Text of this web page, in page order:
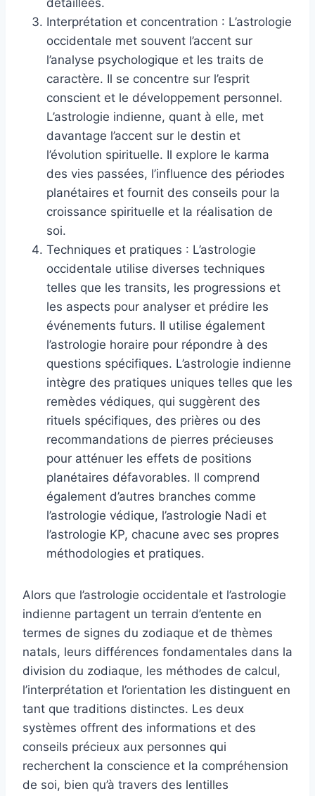
détaillées.
Interprétation et concentration : L’astrologie
occidentale met souvent l’accent sur
l’analyse psychologique et les traits de
caractère. Il se concentre sur l’esprit
conscient et le développement personnel.
L’astrologie indienne, quant à elle, met
davantage l’accent sur le destin et
l’évolution spirituelle. Il explore le karma
des vies passées, l’influence des périodes
planétaires et fournit des conseils pour la
croissance spirituelle et la réalisation de
soi.
Techniques et pratiques : L’astrologie
occidentale utilise diverses techniques
telles que les transits, les progressions et
les aspects pour analyser et prédire les
événements futurs. Il utilise également
l’astrologie horaire pour répondre à des
questions spécifiques. L’astrologie indienne
intègre des pratiques uniques telles que les
remèdes védiques, qui suggèrent des
rituels spécifiques, des prières ou des
recommandations de pierres précieuses
pour atténuer les effets de positions
planétaires défavorables. Il comprend
également d’autres branches comme
l’astrologie védique, l’astrologie Nadi et
l’astrologie KP, chacune avec ses propres
méthodologies et pratiques.
Alors que l’astrologie occidentale et l’astrologie
indienne partagent un terrain d’entente en
termes de signes du zodiaque et de thèmes
natals, leurs différences fondamentales dans la
division du zodiaque, les méthodes de calcul,
l’interprétation et l’orientation les distinguent en
tant que traditions distinctes. Les deux
systèmes offrent des informations et des
conseils précieux aux personnes qui
recherchent la conscience et la compréhension
de soi, bien qu’à travers des lentilles